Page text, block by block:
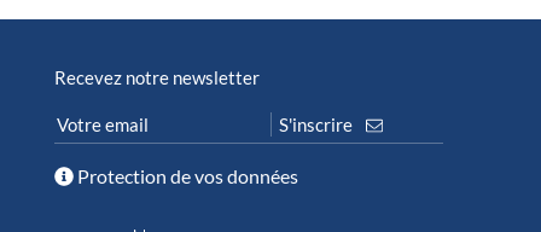
Recevez notre newsletter
Protection de vos données